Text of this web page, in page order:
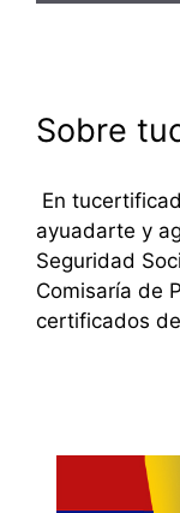
Sobre
En
ayuadarte y
Seguridad
Comisaría de
certificados